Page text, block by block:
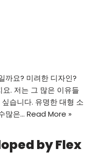
까요? 미려한 디자인?
. 저는 그 많은 이유들
습니다. 유명한 대형 소
많은… Read More »
by Flex